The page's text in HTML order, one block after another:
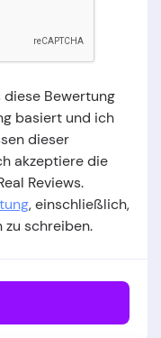
Bewertung
basiert und ich
dieser
akzeptiere die
Reviews.
, einschließlich,
zu schreiben.